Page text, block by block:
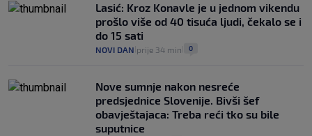
Lasić: Kroz Konavle je u jednom vikendu
prošlo više od 40 tisuća ljudi, čekalo se i
do 15 sati
NOVI DAN prije 34 min 0
Nove sumnje nakon nesreće
predsjednice Slovenije. Bivši šef
obavještajaca: Treba reći tko su bile
suputnice